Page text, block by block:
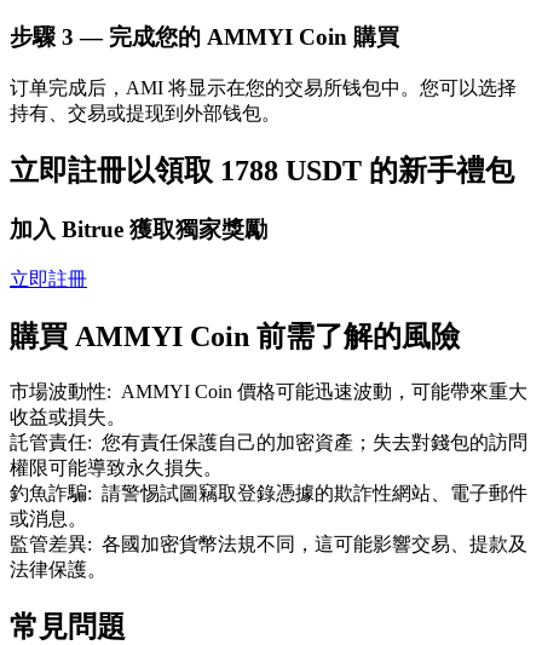
了解如何賺取穩定收入
Bitrue
合夥人計劃
步驟 3 — 完成您的 AMMYI Coin 購買
订单完成后，AMI 将显示在您的交易所钱包中。您可以选择
持有、交易或提现到外部钱包。
立即註冊以領取 1788 USDT 的新手禮包
加入 Bitrue 獲取獨家獎勵
立即註冊
購買 AMMYI Coin 前需了解的風險
市場波動性: AMMYI Coin 價格可能迅速波動，可能帶來重大
收益或損失。
託管責任: 您有責任保護自己的加密資產；失去對錢包的訪問
權限可能導致永久損失。
釣魚詐騙: 請警惕試圖竊取登錄憑據的欺詐性網站、電子郵件
或消息。
監管差異: 各國加密貨幣法規不同，這可能影響交易、提款及
法律保護。
常見問題